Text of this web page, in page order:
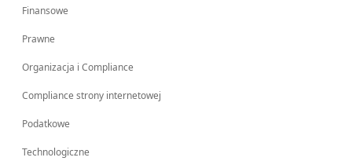
Finansowe
Prawne
Organizacja i Compliance
Compliance strony internetowej
Podatkowe
Technologiczne